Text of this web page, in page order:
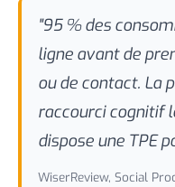
"95 % des
ligne avant de
ou de contact. La
raccourci cognitif
dispose une TPE
WiserReview, Social